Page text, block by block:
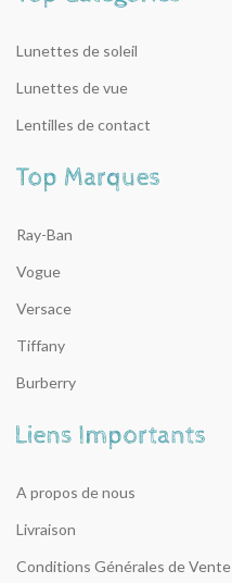
Lunettes de soleil
Lunettes de vue
Lentilles de contact
Ray-Ban
Vogue
Versace
Tiffany
Burberry
A propos de nous
Livraison
Conditions Générales de Vente